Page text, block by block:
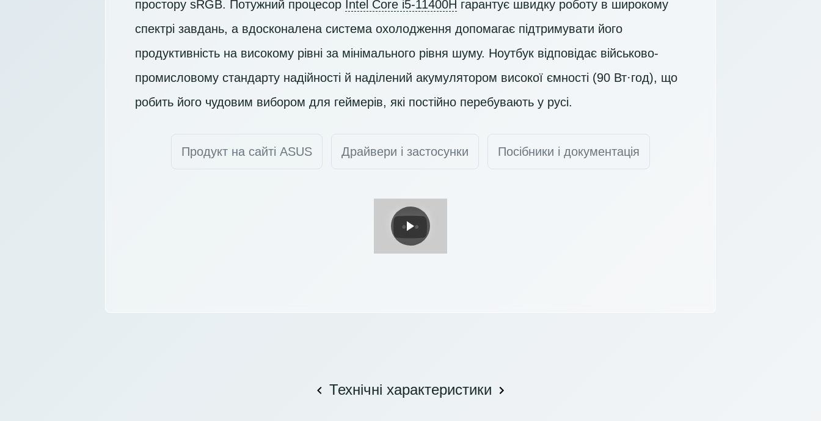
простору sRGB. Потужний процесор Intel Core i5-11400H гарантує швидку роботу в широкому
спектрі завдань, а вдосконалена система охолодження допомагає підтримувати його
продуктивність на високому рівні за мінімального рівня шуму. Ноутбук відповідає військово-
промисловому стандарту надійності й наділений акумулятором високої ємності (90 Вт·год), що
робить його чудовим вибором для геймерів, які постійно перебувають у русі.
Продукт на сайті ASUS Драйвери і застосунки Посібники і документація
Технічні характеристики